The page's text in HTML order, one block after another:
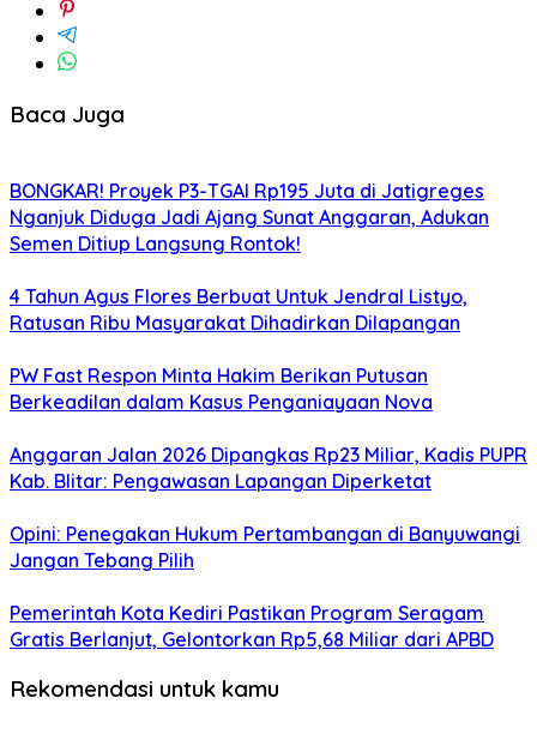
Baca Juga
BONGKAR! Proyek P3-TGAI Rp195 Juta di Jatigreges
Nganjuk Diduga Jadi Ajang Sunat Anggaran, Adukan
Semen Ditiup Langsung Rontok!
4 Tahun Agus Flores Berbuat Untuk Jendral Listyo,
Ratusan Ribu Masyarakat Dihadirkan Dilapangan
PW Fast Respon Minta Hakim Berikan Putusan
Berkeadilan dalam Kasus Penganiayaan Nova
Anggaran Jalan 2026 Dipangkas Rp23 Miliar, Kadis PUPR
Kab. Blitar: Pengawasan Lapangan Diperketat
Opini: Penegakan Hukum Pertambangan di Banyuwangi
Jangan Tebang Pilih
Pemerintah Kota Kediri Pastikan Program Seragam
Gratis Berlanjut, Gelontorkan Rp5,68 Miliar dari APBD
Rekomendasi untuk kamu